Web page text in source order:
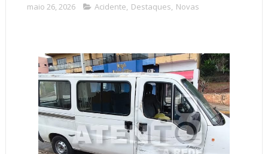
maio 26, 2026 Acidente, Destaques, Novas